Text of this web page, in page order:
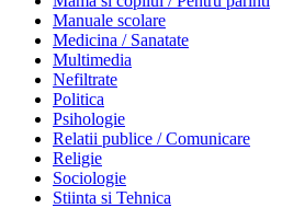
Manuale scolare
Medicina / Sanatate
Multimedia
Nefiltrate
Politica
Psihologie
Relatii publice / Comunicare
Religie
Sociologie
Stiinta si Tehnica